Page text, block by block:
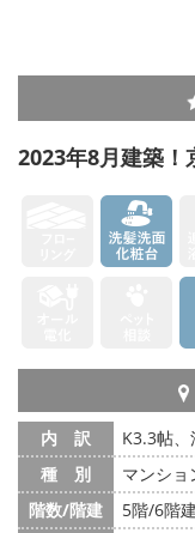
2023年8月建築！
内 訳
K3.3帖
種 別
マンショ
階数/階建
5階/6階建